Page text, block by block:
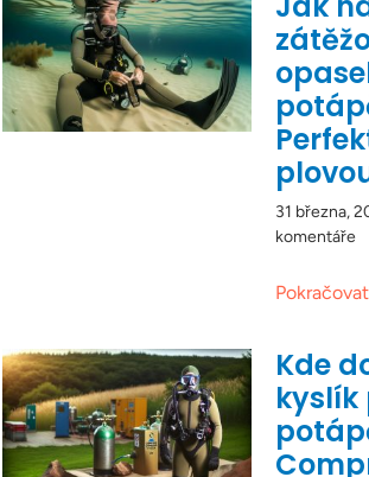
31 března,
komentáře
Kde
kyslík